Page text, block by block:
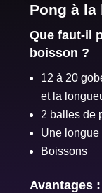
Pong à la
Que faut-il
boisson ?
12 à 20
et la
2 balles de
Une longue
Boissons
Avantages :